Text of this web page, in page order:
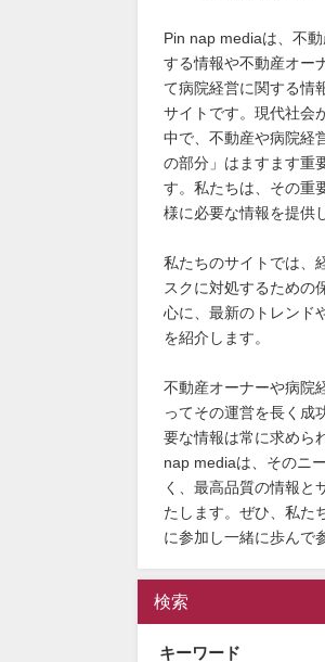
Pin nap mediaは、不
する情報や不動産オー
て病院経営に関する情
サイトです。現代社会
中で、不動産や病院経
の部分」はますます重
す。私たちは、その重
様に必要な情報を提供
私たちのサイトでは、
スクに対処するための
心に、最新のトレンド
を紹介します。
不動産オーナーや病院
ってその運営を長く成
要な情報は常に求めら
nap mediaは、そのニ
く、最高品質の情報と
たします。ぜひ、私た
に参加し一緒に歩んで
検索
キーワード